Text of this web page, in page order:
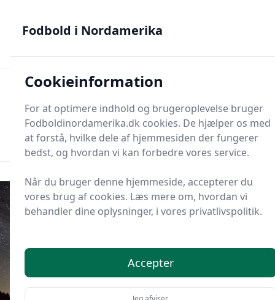
til nordamerikansk fodbold
Fodbold i
Menu
Søg
Fodbold i Nordamerika
Cookieinformation
For at optimere indhold og brugeroplevelse bruger
Fodboldinordamerika.dk cookies. De hjælper os med
at forstå, hvilke dele af hjemmesiden der fungerer
bedst, og hvordan vi kan forbedre vores service.
Når du bruger denne hjemmeside, accepterer du
vores brug af cookies. Læs mere om, hvordan vi
behandler dine oplysninger, i vores privatlivspolitik.
Accepter